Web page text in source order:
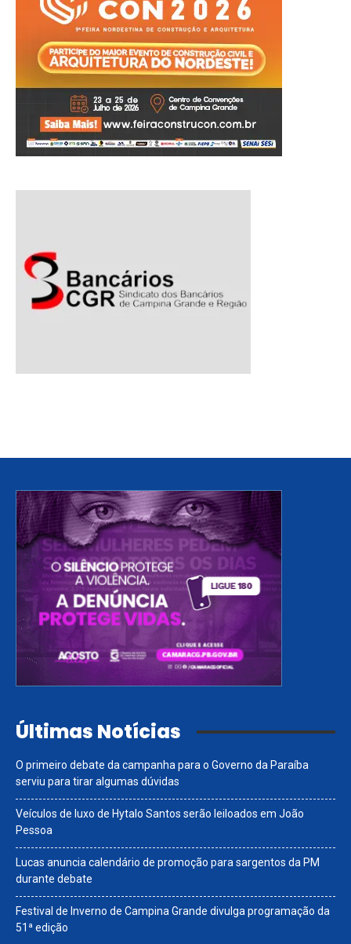
Últimas Notícias
O primeiro debate da campanha para o Governo da Paraíba
serviu para tirar algumas dúvidas
Veículos de luxo de Hytalo Santos serão leiloados em João
Pessoa
Lucas anuncia calendário de promoção para sargentos da PM
durante debate
Festival de Inverno de Campina Grande divulga programação da
51ª edição